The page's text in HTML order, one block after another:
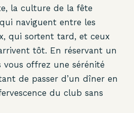
la culture de la fête
naviguent entre les
qui sortent tard, et ceux
tôt. En réservant un
vous offrez une sérénité
de passer d’un dîner en
du club sans